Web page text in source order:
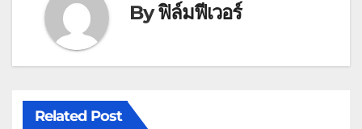
Byฟิล์มฟีเวอร์
Related Post